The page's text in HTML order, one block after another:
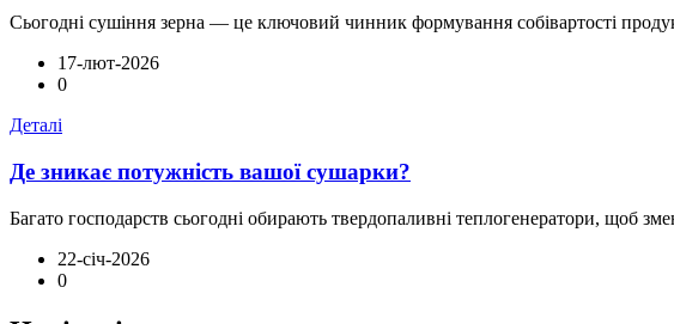
Сьогодні сушіння зерна — це ключовий чинник формування собівартості
17-лют-2026
0
Деталі
Де зникає потужність вашої сушарки?
Багато господарств сьогодні обирають твердопаливні теплогенератори, щоб
22-січ-2026
0